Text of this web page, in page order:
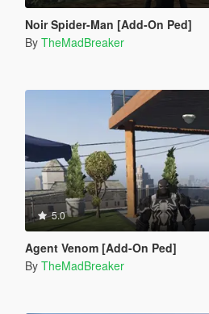
Noir Spider-Man [Add-On Ped]
By TheMadBreaker
5.0
Agent Venom [Add-On Ped]
By TheMadBreaker